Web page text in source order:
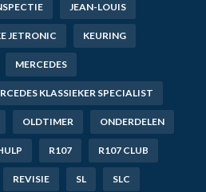
JEAN-LOUIS
JETRONIC KEURING
MERCEDES
KLASSIEKER SPECIALIST
OLDTIMER ONDERDELEN
R107 R107 CLUB
REVISIE SL SLC